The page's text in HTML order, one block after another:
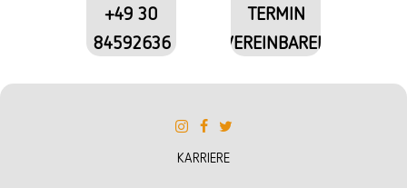
+49 30
84592636
TERMIN
VEREINBAREN
KARRIERE